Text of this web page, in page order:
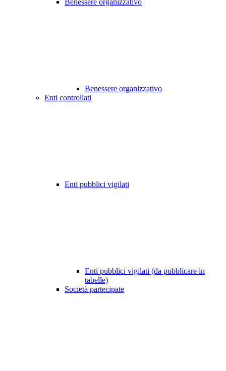
Benessere organizzativo
Benessere organizzativo
Enti controllati
Enti pubblici vigilati
Enti pubblici vigilati (da pubblicare in
tabelle)
Società partecipate